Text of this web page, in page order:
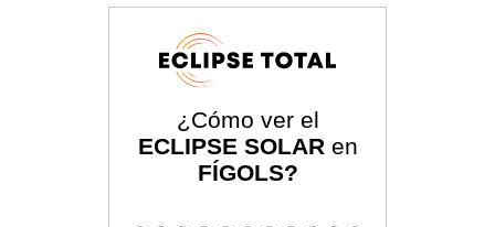
¿Cómo ver el
ECLIPSE SOLAR en
FÍGOLS?